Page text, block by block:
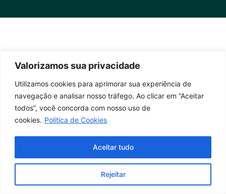
Valorizamos sua privacidade
Utilizamos cookies para aprimorar sua experiência de
navegação e analisar nosso tráfego. Ao clicar em “Aceitar
todos”, você concorda com nosso uso de
cookies. Política de Cookies
Rejeitar
Aceitar tudo